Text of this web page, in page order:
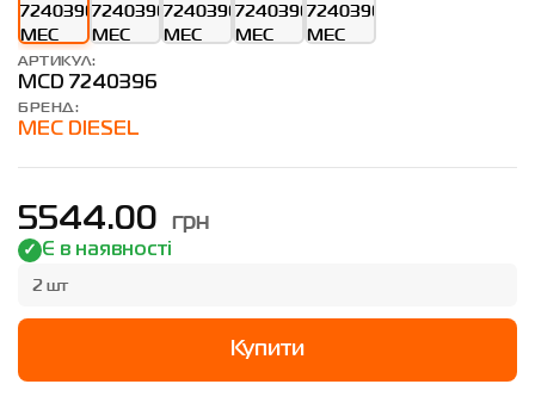
АРТИКУЛ:
MCD 7240396
БРЕНД:
MEC DIESEL
5544.00 грн
Є в наявності
2 шт
Купити